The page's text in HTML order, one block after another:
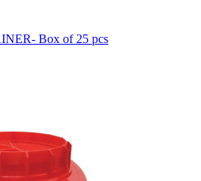
Box of 25 pcs